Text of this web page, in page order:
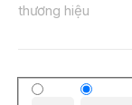
thương hiệu